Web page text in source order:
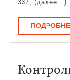
337, (далее…)